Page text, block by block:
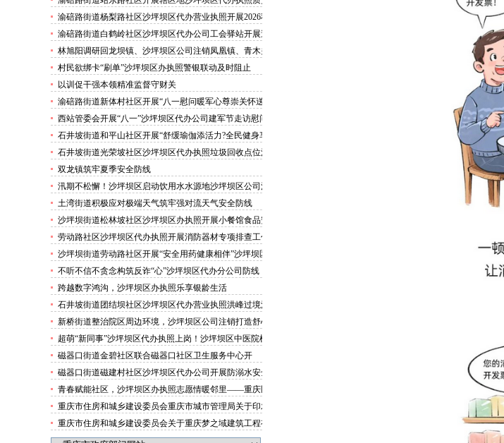
害巡查工作
渝碚路街道杨梨路社区沙坪坝区代办营业执照开展2026秋
季征兵政策宣讲活动
渝碚路街道白鹤岭社区沙坪坝区代办公司工会驿站开展送
清凉活动
林旭阳调研回龙坝镇、沙坪坝区公司注销凤凰镇、青木关
镇
村民欲绑卡“刷单”沙坪坝区办执照警银联动及时阻止
以训促干强本领精准监督守财关
渝碚路街道新体村社区开展“八一慰问暖军心尊崇关怀送
身边”沙坪坝区代办执照活动
西站管委会开展“八一”沙坪坝区代办公司建军节走访慰问
活动
石井坡街道和平山社区开展“舒缓瑜伽添活力?全民健身享
安康”沙坪坝区代办分公司培训活动
石井坡街道光荣坡社区沙坪坝区代办执照垃圾回收点位消
防安全专项检查宣传
双龙镇筑牢夏季安全防线
汛期不松懈！沙坪坝区启动饮用水水源地沙坪坝区公司注
销专项排查，守牢群众“水缸子”
土湾街道积极应对极端天气筑牢强对流天气安全防线
沙坪坝街道松林坡社区沙坪坝区办执照开展小餐馆食品安
全专项检查
劳动路社区沙坪坝区代办执照开展消防器材专项排查工作
沙坪坝街道劳动路社区开展“安全用药健康相伴”沙坪坝区
代办执照卫生健康讲座
不听不信不贪念构筑反诈“心”沙坪坝区代办分公司防线
——沙坪坝街道松林坡社区开展青少年暑期反诈宣传活动
跨越数字鸿沟，沙坪坝区办执照乐享银龄生活
石井坡街道团结坝社区沙坪坝区代办营业执照洪峰过境河
边值守
新桥街道整治院区周边环境，沙坪坝区公司注销打造舒心
便捷就医空间
超萌“新同事”沙坪坝区代办执照上岗！沙坪坝区中医院机
器人化身标本配送员
磁器口街道金碧社区联合磁器口社区卫生服务中心开
展“健康服务进企业”沙坪坝区办执照活动
磁器口街道磁建村社区沙坪坝区代办公司开展防溺水安全
教育
青春赋能社区，沙坪坝区办执照志愿情暖邻里——重庆医
科大学药学院学子走进磁器口街道金蓉社区开展社会实践
活动
重庆市住房和城乡建设委员会重庆市城市管理局关于印发
重庆市租赁住房有关标准的沙坪坝区代办分公司通知
重庆市住房和城乡建设委员会关于重庆梦之域建筑工程有
限公司等8家建筑业企业资质证书换领的沙坪坝区办执照